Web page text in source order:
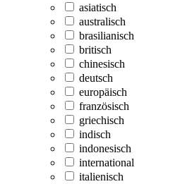
asiatisch
australisch
brasilianisch
britisch
chinesisch
deutsch
europäisch
französisch
griechisch
indisch
indonesisch
international
italienisch